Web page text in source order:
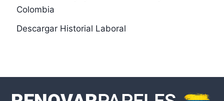
Colombia
Descargar Historial Laboral